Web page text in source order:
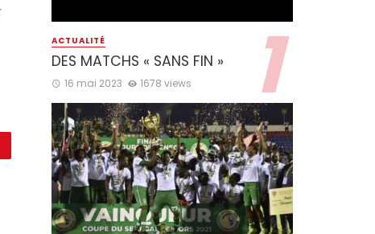
ACTUALITÉ
DES MATCHS « SANS FIN »
16 mai 2023 1678 views